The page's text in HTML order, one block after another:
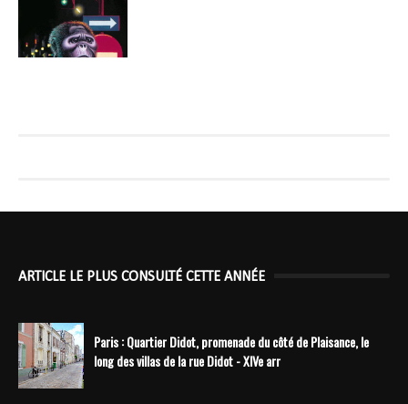
ARTICLE LE PLUS CONSULTÉ CETTE ANNÉE
Paris : Quartier Didot, promenade du côté de Plaisance, le
long des villas de la rue Didot - XIVe arr